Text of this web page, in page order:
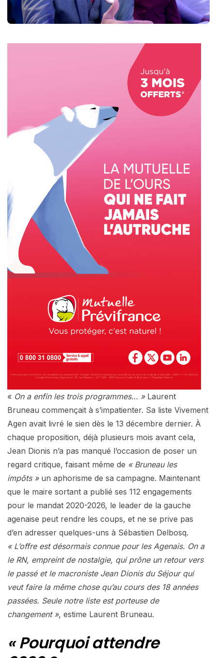
« On a enfin les trois programmes… »Laurent
Bruneau commençait à s’impatienter. Sa liste Vivement
Agen avait livré le sien dès le 13 décembre dernier. À
chaque proposition, déjà plusieurs mois avant cela,
Jean Dionis n’a pas manqué l’occasion de poser un
regard critique, faisant même de « Bruneau les
impôts » un aphorisme de sa campagne. Maintenant
que le maire sortant a publié ses 112 engagements
pour le mandat 2020-2026, le leader de la gauche
agenaise peut rendre les coups, et ne se prive pas
d’en adresser quelques-uns à Sébastien Delbosq.
« L’offre est désormais connue pour les Agenais. On a
le RN, empreint de nostalgie, qui prône un retour vers
le passé et le macroniste Jean Dionis du Séjour qui
veut faire la même chose qu’au cours des 18 années
passées. Seule notre liste est porteuse de
changement », estime Laurent Bruneau.
« Pourquoi attendre